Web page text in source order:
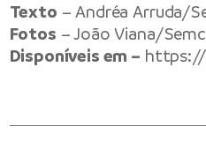
Texto – Andréa Arruda/
Fotos – João Viana/
Disponíveis em – https://